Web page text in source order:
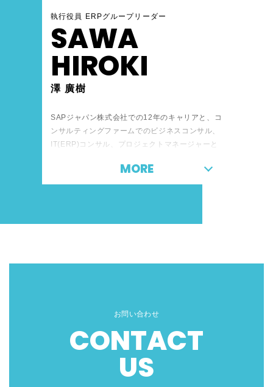
年はデザイン思考、アジャイル開発を取り入れた
クラウドアプリケーション開発事業を担当。現在
はこれまでの経験を生かしイノベーション創出に
貢献できるラボ事業を推進中。
執行役員 ERPグループリーダー
SAWA
HIROKI
澤 廣樹
SAPジャパン株式会社での12年のキャリアと、コ
ンサルティングファームでのビジネスコンサル、
IT(ERP)コンサル、プロジェクトマネージャーと
は、ASIAパシフィックアワード、プレジデント
アワード、トップコンサルティングアワードを受
ムでの新設部署の立ち上げ経験、ビジネスデベロ
現在はこれまでの経験を生かして、SAP事業の立
MORE
お問い合わせ
CONTACT
US